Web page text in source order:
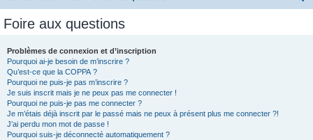
Foire aux questions
Problèmes de connexion et d’inscription
Pourquoi ai-je besoin de m’inscrire ?
Qu’est-ce que la COPPA ?
Pourquoi ne puis-je pas m’inscrire ?
Je suis inscrit mais je ne peux pas me connecter !
Pourquoi ne puis-je pas me connecter ?
Je m’étais déjà inscrit par le passé mais ne peux à présent plus me connecter ?!
J’ai perdu mon mot de passe !
Pourquoi suis-je déconnecté automatiquement ?